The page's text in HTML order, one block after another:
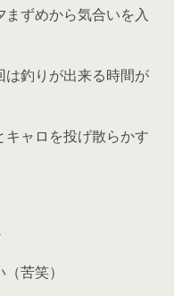
ずめから気合いを入
は釣りが出来る時間が
ャロを投げ散らかす
苦笑）